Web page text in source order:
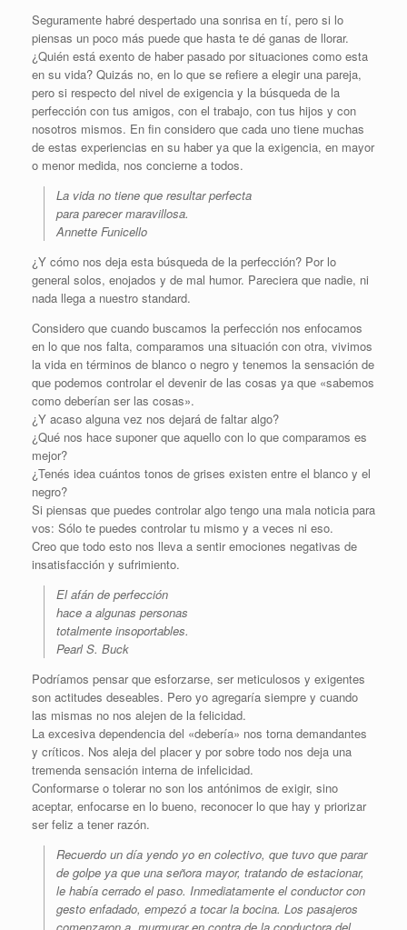
Seguramente habré despertado una sonrisa en tí, pero si lo
piensas un poco más puede que hasta te dé ganas de llorar.
¿Quién está exento de haber pasado por situaciones como esta
en su vida? Quizás no, en lo que se refiere a elegir una pareja,
pero si respecto del nivel de exigencia y la búsqueda de la
perfección con tus amigos, con el trabajo, con tus hijos y con
nosotros mismos. En fin considero que cada uno tiene muchas
de estas experiencias en su haber ya que la exigencia, en mayor
o menor medida, nos concierne a todos.
La vida no tiene que resultar perfecta
para parecer maravillosa.
Annette Funicello
¿Y cómo nos deja esta búsqueda de la perfección? Por lo
general solos, enojados y de mal humor. Pareciera que nadie, ni
nada llega a nuestro standard.
Considero que cuando buscamos la perfección nos enfocamos
en lo que nos falta, comparamos una situación con otra, vivimos
la vida en términos de blanco o negro y tenemos la sensación de
que podemos controlar el devenir de las cosas ya que «sabemos
como deberían ser las cosas».
¿Y acaso alguna vez nos dejará de faltar algo?
¿Qué nos hace suponer que aquello con lo que comparamos es
mejor?
¿Tenés idea cuántos tonos de grises existen entre el blanco y el
negro?
Si piensas que puedes controlar algo tengo una mala noticia para
vos: Sólo te puedes controlar tu mismo y a veces ni eso.
Creo que todo esto nos lleva a sentir emociones negativas de
insatisfacción y sufrimiento.
El afán de perfección
hace a algunas personas
totalmente insoportables.
Pearl S. Buck
Podríamos pensar que esforzarse, ser meticulosos y exigentes
son actitudes deseables. Pero yo agregaría siempre y cuando
las mismas no nos alejen de la felicidad.
La excesiva dependencia del «debería» nos torna demandantes
y críticos. Nos aleja del placer y por sobre todo nos deja una
tremenda sensación interna de infelicidad.
Conformarse o tolerar no son los antónimos de exigir, sino
aceptar, enfocarse en lo bueno, reconocer lo que hay y priorizar
ser feliz a tener razón.
Recuerdo un día yendo yo en colectivo, que tuvo que parar
de golpe ya que una señora mayor, tratando de estacionar,
le había cerrado el paso. Inmediatamente el conductor con
gesto enfadado, empezó a tocar la bocina. Los pasajeros